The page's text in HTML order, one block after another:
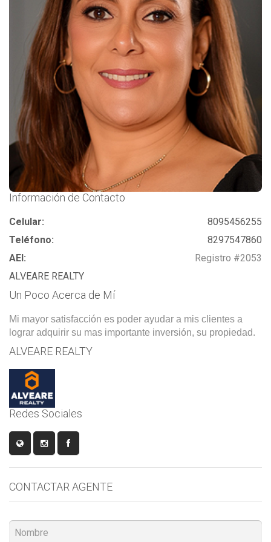
Información de Contacto
Celular:
8095456255
Teléfono:
8297547860
AEI:
Registro #2053
ALVEARE REALTY
Un Poco Acerca de Mí
Mi mayor satisfacción es poder ayudar a mis clientes a
lograr adquirir su mas importante inversión, su propiedad.
ALVEARE REALTY
Redes Sociales
CONTACTAR AGENTE